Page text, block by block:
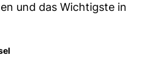
und das Wichtigste in